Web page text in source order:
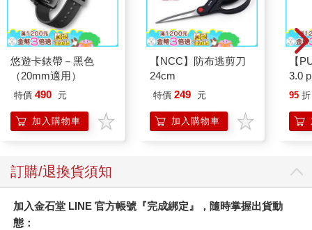
悠遊卡錶帶－黑色
（20mm適用）
特價 490 元
加入購物車
【NCC】防布逃剪刀
24cm
特價 249 元
加入購物車
【
3.0
黑
95 折
訂購/退換貨須知
加入金石堂 LINE 官方帳號『完成綁定』，隨時掌握出貨動
態：